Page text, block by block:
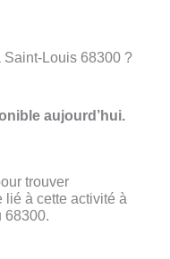
Saint-Louis 68300 ?
aujourd’hui.
trouver
à cette activité à
68300.